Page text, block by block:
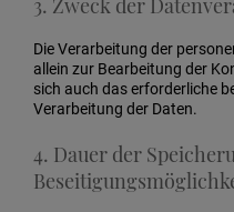
3. Zweck der
Die Verarbeitung der
allein zur Bearbeitung der
sich auch das erforderliche
Verarbeitung der Daten.
4. Dauer der